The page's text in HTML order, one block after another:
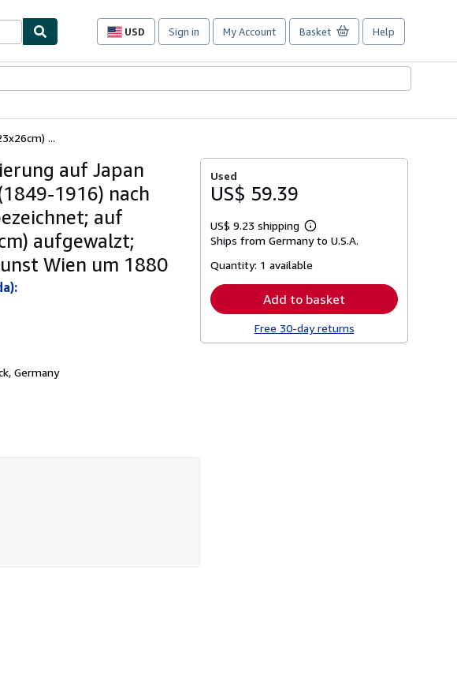
USD
Site
preferences
Sign in My Account Basket Help
...
auf Japan
1916) nach
auf
aufgewalzt;
Wien um 1880
Germany
Used
US$ 59.39
US$ 9.23 shipping
Learn
more
shipping
Ships from Germany to U.S.A.
Quantity: 1 available
Add to basket
Free 30-day returns